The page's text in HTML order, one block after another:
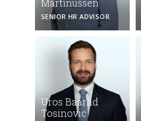
Martinussen
SENIOR HR ADVISOR
Uros Baarlid
Tosinovic